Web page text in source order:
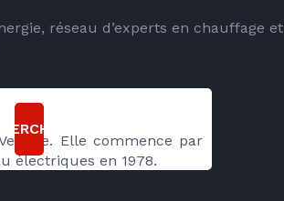
Elle commence par
électriques en 1978.
réseau d’experts en chauffage et